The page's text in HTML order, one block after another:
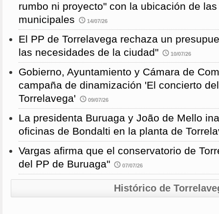
rumbo ni proyecto" con la ubicación de
municipales
14/07/26
El PP de Torrelavega rechaza un
las necesidades de la ciudad"
10/07/26
Gobierno, Ayuntamiento y Cámara de
campaña de dinamización 'El concierto
Torrelavega'
09/07/26
La presidenta Buruaga y João de Mello
oficinas de Bondalti en la planta de
Vargas afirma que el conservatorio de
del PP de Buruaga"
07/07/26
Histórico de